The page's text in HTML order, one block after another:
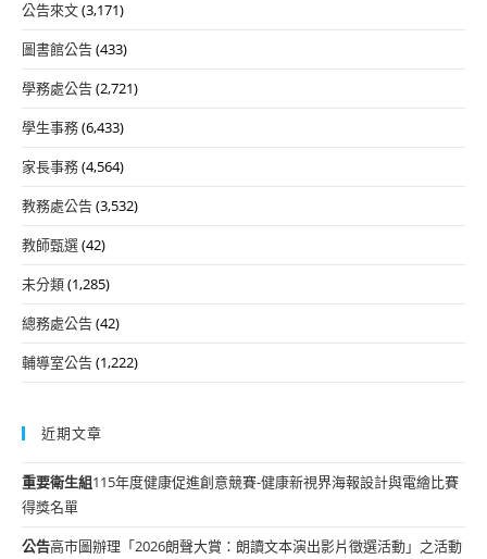
公告來文(3,171)
圖書館公告(433)
學務處公告(2,721)
學生事務(6,433)
家長事務(4,564)
教務處公告(3,532)
教師甄選(42)
未分類(1,285)
總務處公告(42)
輔導室公告(1,222)
近期文章
重要衛生組115年度健康促進創意競賽-健康新視界海報設計與電繪比賽
得獎名單
公告高市圖辦理「2026朗聲大賞：朗讀文本演出影片徵選活動」之活動